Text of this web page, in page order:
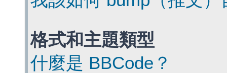
格式和主題類型
什麼是 BBCode？